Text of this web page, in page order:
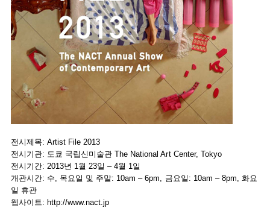
전시제목: Artist File 2013
전시기관: 도쿄 국립신미술관 The National Art Center, Tokyo
전시기간: 2013년 1월 23일 – 4월 1일
개관시간: 수, 목요일 및 주말: 10am – 6pm, 금요일: 10am – 8pm, 화요
일 휴관
웹사이트: http://www.nact.jp